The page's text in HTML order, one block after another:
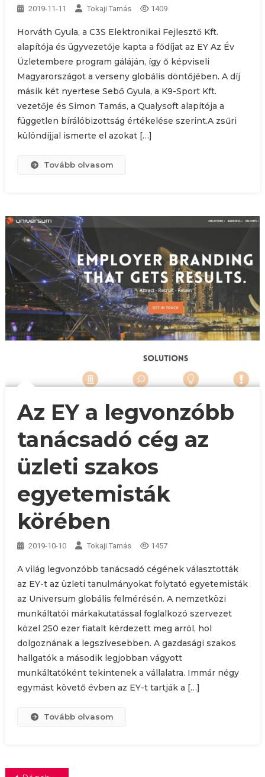
2019-11-11 Tokaji Tamás 1409
Horváth Gyula, a C3S Elektronikai Fejlesztő Kft.
alapítója és ügyvezetője kapta a fődíjat az EY Az Év
Üzletembere program gáláján, így ő képviseli
Magyarországot a verseny globális döntőjében. A díj
másik két nyertese Sebő Gyula, a K9-Sport Kft.
vezetője és Simon Tamás, a Qualysoft alapítója a
független bírálóbizottság értékelése szerint.A zsűri
különdíjjal ismerte el azokat […]
Tovább olvasom
Az EY a legvonzóbb
tanácsadó cég az
üzleti szakos
egyetemisták
körében
2019-10-10 Tokaji Tamás 1457
A világ legvonzóbb tanácsadó cégének választották
az EY-t az üzleti tanulmányokat folytató egyetemisták
az Universum globális felmérésén. A nemzetközi
munkáltatói márkakutatással foglalkozó szervezet
közel 250 ezer fiatalt kérdezett meg arról, hol
dolgoznának a legszívesebben. A gazdasági szakos
hallgatók a második legjobban vágyott
munkáltatóként tekintenek a vállalatra. Immár négy
egymást követő évben az EY-t tartják a […]
Tovább olvasom